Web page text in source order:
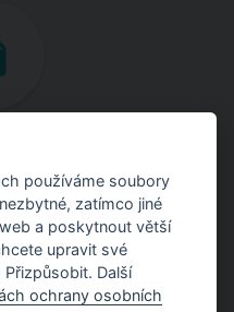
i praktickými ukázkami
používáme soubory
zatímco jiné
a poskytnout větší
upravit své
Přizpůsobit. Další
ochrany osobních